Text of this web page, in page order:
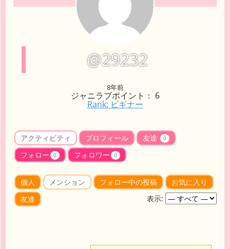
@29232
8年前
ジャニラブポイント： 6
Rank: ビギナー
アクティビティ プロフィール 友達 0
フォロー 0 フォロワー 0
個人 メンション フォロー中の投稿
お気に入り
友達
表示: